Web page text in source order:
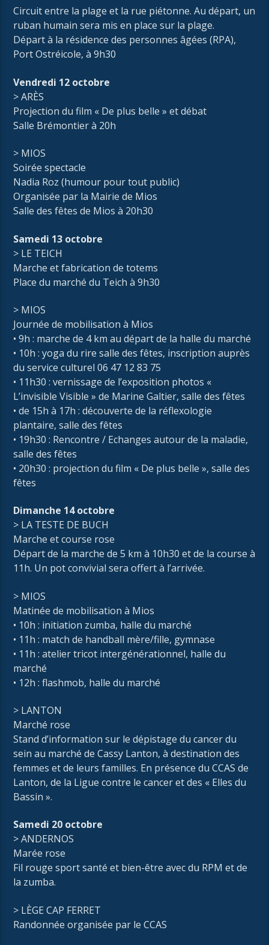
Circuit entre la plage et la rue piétonne. Au départ, un
ruban humain sera mis en place sur la plage.
Départ à la résidence des personnes âgées (RPA),
Port Ostréicole, à 9h30
Vendredi 12 octobre
> ARÈS
Projection du film « De plus belle » et débat
Salle Brémontier à 20h
> MIOS
Soirée spectacle
Nadia Roz (humour pour tout public)
Organisée par la Mairie de Mios
Salle des fêtes de Mios à 20h30
Samedi 13 octobre
> LE TEICH
Marche et fabrication de totems
Place du marché du Teich à 9h30
> MIOS
Journée de mobilisation à Mios
• 9h : marche de 4 km au départ de la halle du marché
• 10h : yoga du rire salle des fêtes, inscription auprès
du service culturel 06 47 12 83 75
• 11h30 : vernissage de l’exposition photos «
L’invisible Visible » de Marine Galtier, salle des fêtes
• de 15h à 17h : découverte de la réflexologie
plantaire, salle des fêtes
• 19h30 : Rencontre / Echanges autour de la maladie,
salle des fêtes
• 20h30 : projection du film « De plus belle », salle des
fêtes
Dimanche 14 octobre
> LA TESTE DE BUCH
Marche et course rose
Départ de la marche de 5 km à 10h30 et de la course à
11h. Un pot convivial sera offert à l’arrivée.
> MIOS
Matinée de mobilisation à Mios
• 10h : initiation zumba, halle du marché
• 11h : match de handball mère/fille, gymnase
• 11h : atelier tricot intergénérationnel, halle du
marché
• 12h : flashmob, halle du marché
> LANTON
Marché rose
Stand d’information sur le dépistage du cancer du
sein au marché de Cassy Lanton, à destination des
femmes et de leurs familles. En présence du CCAS de
Lanton, de la Ligue contre le cancer et des « Elles du
Bassin ».
Samedi 20 octobre
> ANDERNOS
Marée rose
Fil rouge sport santé et bien-être avec du RPM et de
la zumba.
> LÈGE CAP FERRET
Randonnée organisée par le CCAS